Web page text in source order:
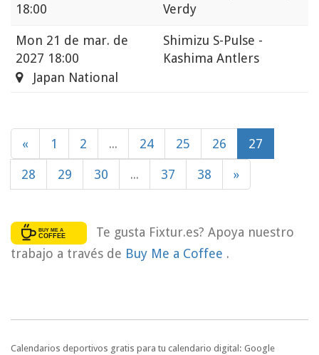
18:00
Verdy
Mon 21 de mar. de
2027 18:00
Shimizu S-Pulse -
Kashima Antlers
Japan National
« 1 2 ... 24 25 26 27
28 29 30 ... 37 38 »
Te gusta Fixtur.es? Apoya nuestro
trabajo a través de Buy Me a Coffee .
Calendarios deportivos gratis para tu calendario digital: Google